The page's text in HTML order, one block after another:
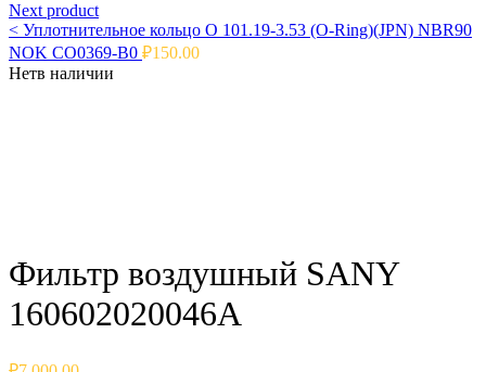
Next product
< Уплотнительное кольцо O 101.19-3.53 (O-Ring)(JPN) NBR90
NOK CO0369-B0 ₽150.00
Нетв наличии
Фильтр воздушный SANY
160602020046A